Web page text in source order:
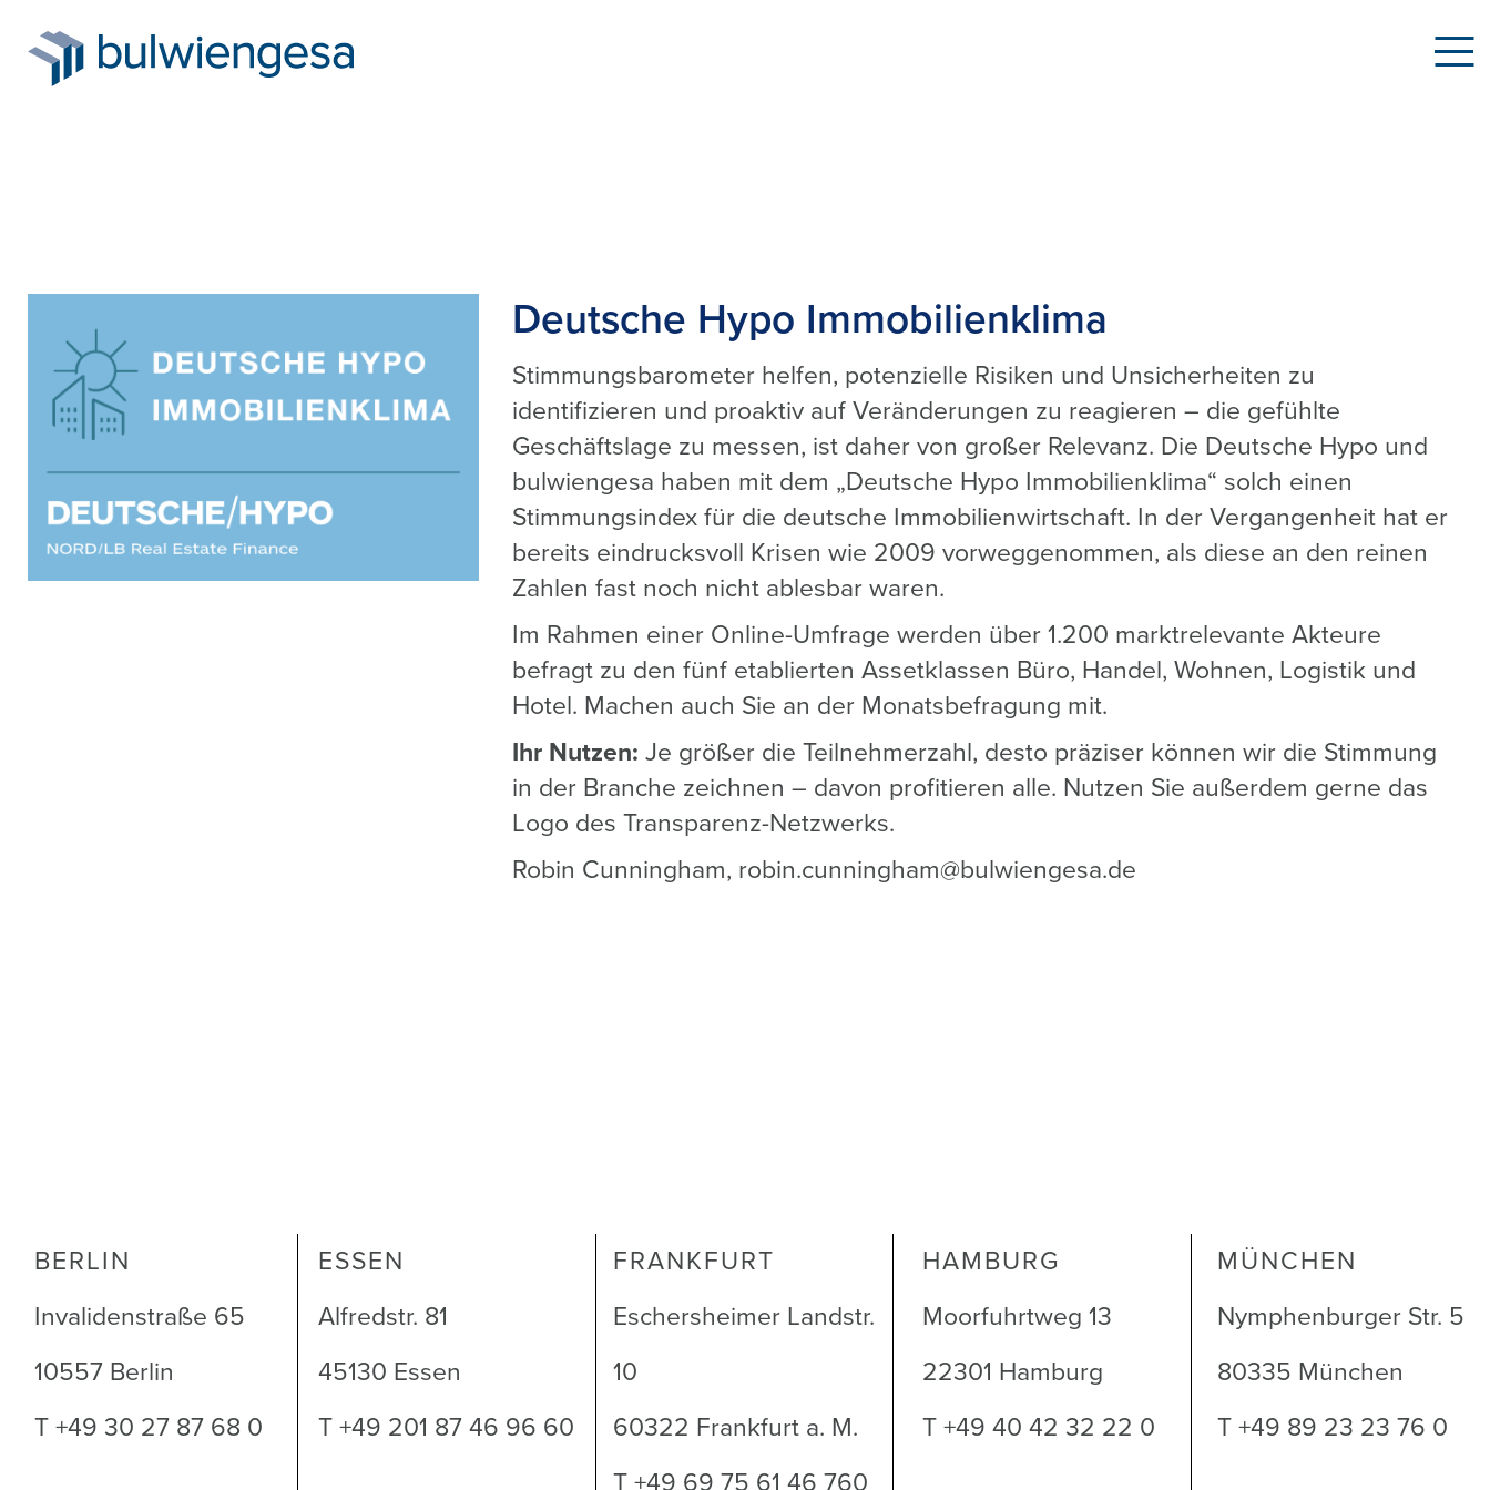
Deutsche Hypo Immobilienklima
Stimmungsbarometer helfen, potenzielle Risiken und Unsicherheiten zu
identifizieren und proaktiv auf Veränderungen zu reagieren – die gefühlte
Geschäftslage zu messen, ist daher von großer Relevanz. Die Deutsche Hypo und
bulwiengesa haben mit dem „Deutsche Hypo Immobilienklima“ solch einen
Stimmungsindex für die deutsche Immobilienwirtschaft. In der Vergangenheit hat er
bereits eindrucksvoll Krisen wie 2009 vorweggenommen, als diese an den reinen
Zahlen fast noch nicht ablesbar waren.
Im Rahmen einer Online-Umfrage werden über 1.200 marktrelevante Akteure
befragt zu den fünf etablierten Assetklassen Büro, Handel, Wohnen, Logistik und
Hotel. Machen auch Sie an der Monatsbefragung mit.
Ihr Nutzen: Je größer die Teilnehmerzahl, desto präziser können wir die Stimmung
in der Branche zeichnen – davon profitieren alle. Nutzen Sie außerdem gerne das
Logo des Transparenz-Netzwerks.
Robin Cunningham, robin.cunningham@bulwiengesa.de
BERLIN
Invalidenstraße 65
10557 Berlin
T +49 30 27 87 68 0
ESSEN
Alfredstr. 81
45130 Essen
T +49 201 87 46 96 60
FRANKFURT
Eschersheimer Landstr.
10
60322 Frankfurt a. M.
T +49 69 75 61 46 760
HAMBURG
Moorfuhrtweg 13
22301 Hamburg
T +49 40 42 32 22 0
MÜNCHEN
Nymphenburger Str. 5
80335 München
T +49 89 23 23 76 0